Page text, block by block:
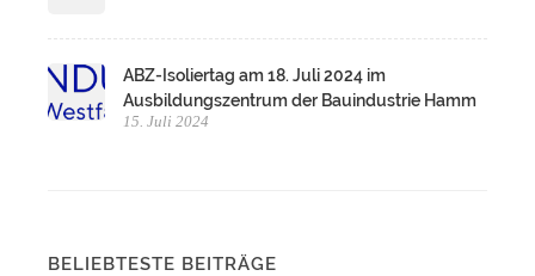
ABZ-Isoliertag am 18. Juli 2024 im
Ausbildungszentrum der Bauindustrie Hamm
15. Juli 2024
BELIEBTESTE BEITRÄGE